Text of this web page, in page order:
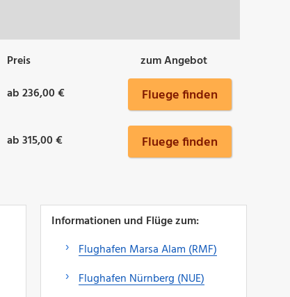
Preis
zum Angebot
ab 236,00 € Fluege finden
ab 315,00 € Fluege finden
Informationen und Flüge zum:
Flughafen Marsa Alam (RMF)
Flughafen Nürnberg (NUE)